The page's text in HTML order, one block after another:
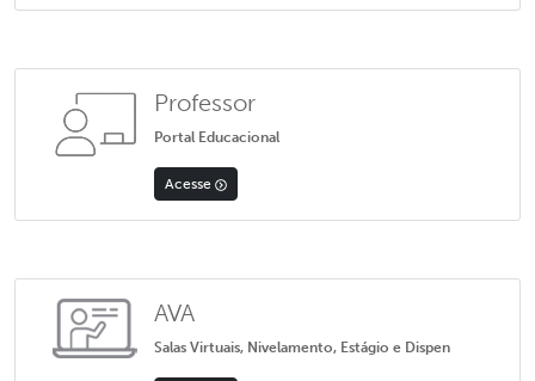
Professor
Portal Educacional
Acesse
AVA
Salas Virtuais, Nivelamento, Estágio e Dispen